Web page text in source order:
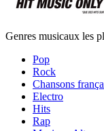
Genres musicaux les
Pop
Rock
Chansons
Electro
Hits
Rap